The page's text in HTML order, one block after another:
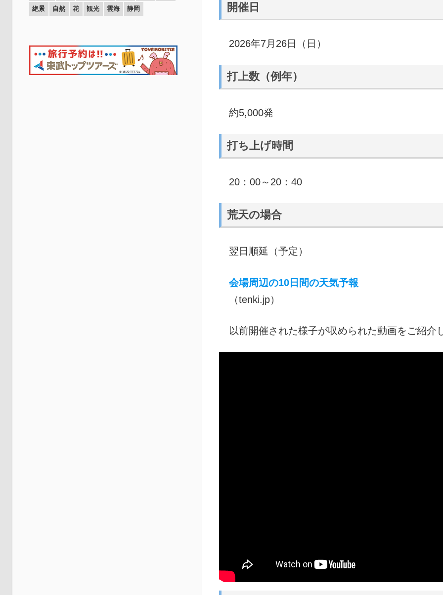
開催日
2026年7月26日（日）
打上数（例年）
約5,000発
打ち上げ時間
20：00～20：40
荒天の場合
翌日順延（予定）
会場周辺の10日間の天気予報
（tenki.jp）
以前開催された様子が収められた動画をご紹介
絶景
自然 花 観光 雲海 静岡